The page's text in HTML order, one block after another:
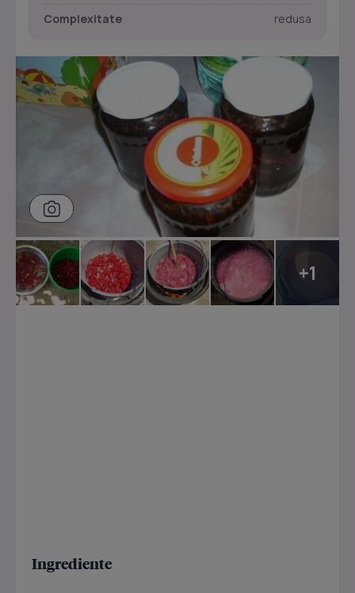
Complexitate
redusa
+1
Ingrediente